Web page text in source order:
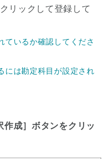
リックして登録して
ているか確認してくださ
には勘定科目が設定され
作成］ボタンをクリッ